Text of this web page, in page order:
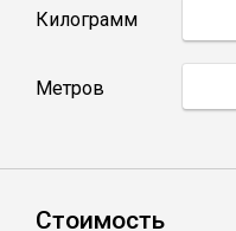
Катанка
Винтовые
Килограмм
Метров
Стоимость